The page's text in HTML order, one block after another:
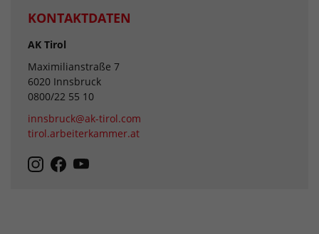
KONTAKTDATEN
AK Tirol
Maximilianstraße 7
6020 Innsbruck
0800/22 55 10
innsbruck@ak-tirol.com
tirol.arbeiterkammer.at